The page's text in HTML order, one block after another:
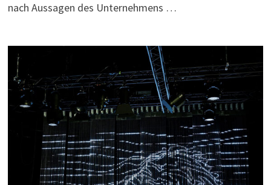
nach Aussagen des Unternehmens …